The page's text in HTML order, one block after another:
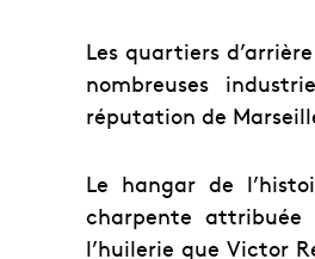
Les quartiers
nombreuses
réputation de
Le hangar de
charpente
l’huilerie que Victor